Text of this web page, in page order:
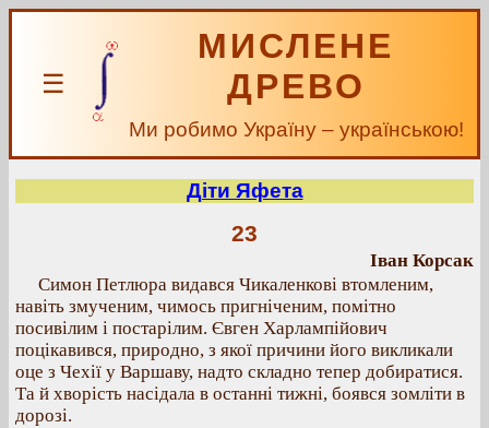
☰
МИСЛЕНЕ
ДРЕВО
Ми робимо Україну – українською!
Діти Яфета
23
Іван Корсак
Симон Петлюра видався Чикаленкові втомленим,
навіть змученим, чимось пригніченим, помітно
посивілим і постарілим. Євген Харлампійович
поцікавився, природно, з якої причини його викликали
оце з Чехії у Варшаву, надто складно тепер добиратися.
Та й хворість насідала в останні тижні, боявся зомліти в
дорозі.